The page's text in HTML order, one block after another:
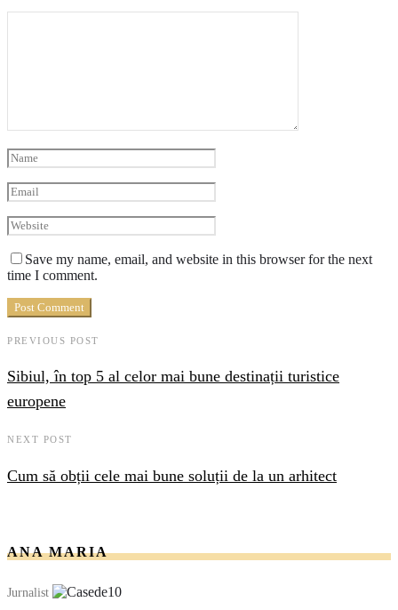
Save my name, email, and website in this browser for the next
time I comment.
PREVIOUS POST
Sibiul, în top 5 al celor mai bune destinații turistice
europene
NEXT POST
Cum să obții cele mai bune soluții de la un arhitect
ANA MARIA
Jurnalist